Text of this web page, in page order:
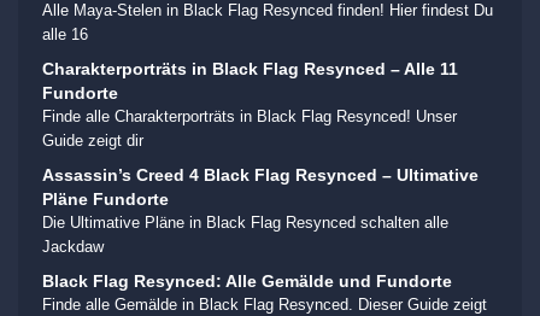
Alle Maya-Stelen in Black Flag Resynced finden! Hier findest Du
alle 16
Charakterporträts in Black Flag Resynced – Alle 11
Fundorte
Finde alle Charakterporträts in Black Flag Resynced! Unser
Guide zeigt dir
Assassin’s Creed 4 Black Flag Resynced – Ultimative
Pläne Fundorte
Die Ultimative Pläne in Black Flag Resynced schalten alle
Jackdaw
Black Flag Resynced: Alle Gemälde und Fundorte
Finde alle Gemälde in Black Flag Resynced. Dieser Guide zeigt